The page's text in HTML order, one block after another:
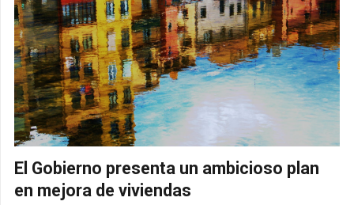
El Gobierno presenta un ambicioso plan
en mejora de viviendas